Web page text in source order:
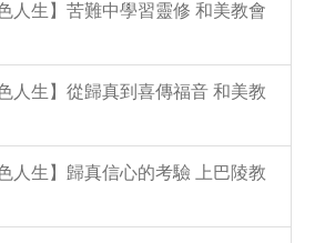
人生】苦難中學習靈修 和美教會
人生】從歸真到喜傳福音 和美教
人生】歸真信心的考驗 上巴陵教